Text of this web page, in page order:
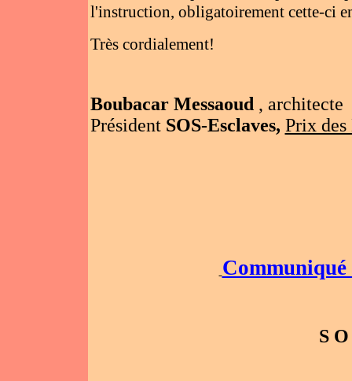
l'instruction, obligatoirement cette-ci
Très cordialement!
Boubacar Messaoud , architecte
Président SOS-Esclaves, Prix
Communiqué
S